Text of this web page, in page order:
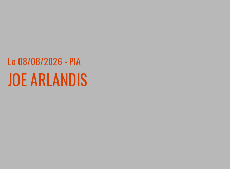
Le 08/08/2026 - PIA
JOE ARLANDIS